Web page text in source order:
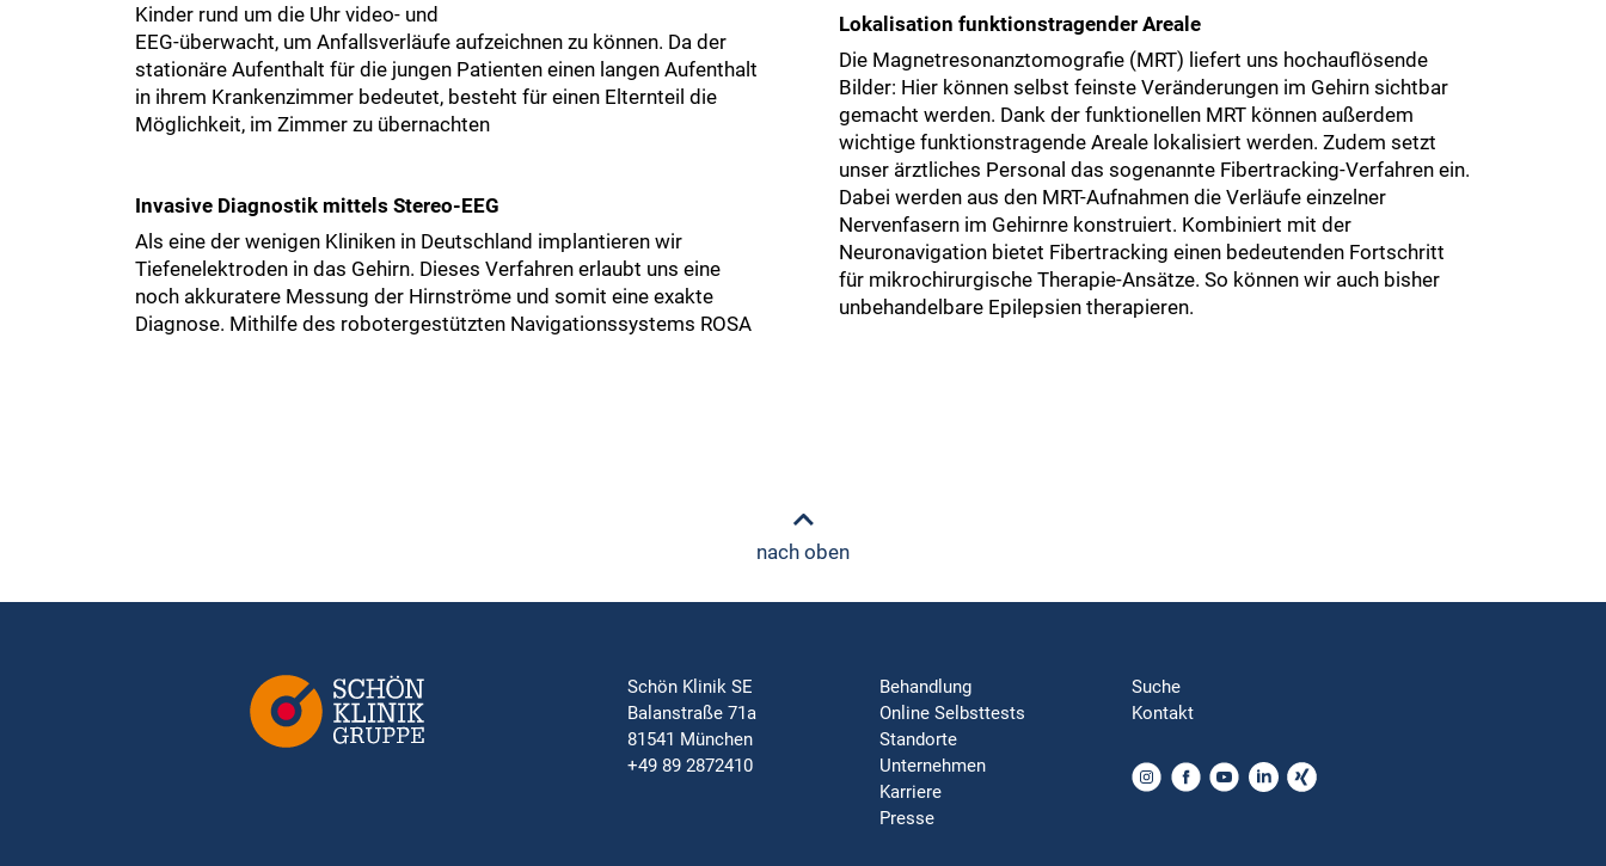
Kinder rund um die Uhr video- und
EEG-überwacht, um Anfallsverläufe aufzeichnen zu können. Da der
stationäre Aufenthalt für die jungen Patienten einen langen Aufenthalt
in ihrem Krankenzimmer bedeutet, besteht für einen Elternteil die
Möglichkeit, im Zimmer zu übernachten
Invasive Diagnostik mittels Stereo-EEG
Als eine der wenigen Kliniken in Deutschland implantieren wir
Tiefenelektroden in das Gehirn. Dieses Verfahren erlaubt uns eine
noch akkuratere Messung der Hirnströme und somit eine exakte
Diagnose. Mithilfe des robotergestützten Navigationssystems ROSA
Lokalisation funktionstragender Areale
Die Magnetresonanztomografie (MRT) liefert uns hochauflösende
Bilder: Hier können selbst feinste Veränderungen im Gehirn sichtbar
gemacht werden. Dank der funktionellen MRT können außerdem
wichtige funktionstragende Areale lokalisiert werden. Zudem setzt
unser ärztliches Personal das sogenannte Fibertracking-Verfahren ein.
Dabei werden aus den MRT-Aufnahmen die Verläufe einzelner
Nervenfasern im Gehirnre konstruiert. Kombiniert mit der
Neuronavigation bietet Fibertracking einen bedeutenden Fortschritt
für mikrochirurgische Therapie-Ansätze. So können wir auch bisher
unbehandelbare Epilepsien therapieren.
nach oben
Schön Klinik SE
Balanstraße 71a
81541 München
+49 89 2872410
Behandlung
Online Selbsttests
Standorte
Unternehmen
Karriere
Presse
Suche
Kontakt